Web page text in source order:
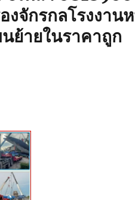
งจักรกลโรงงาน
ย้ายในราคาถูก